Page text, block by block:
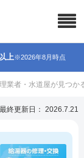
上※2026年8月時点
業者・水道屋が見つか
最終更新日： 2026.7.21